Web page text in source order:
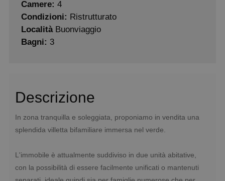
Camere: 4
Condizioni: Ristrutturato
LocalitàBuonviaggio
Bagni: 3
Descrizione
In zona tranquilla e soleggiata, proponiamo in vendita una
splendida villetta bifamiliare immersa nel verde.
L'immobile è attualmente suddiviso in due unità abitative,
con la possibilità di essere facilmente unificati o mantenuti